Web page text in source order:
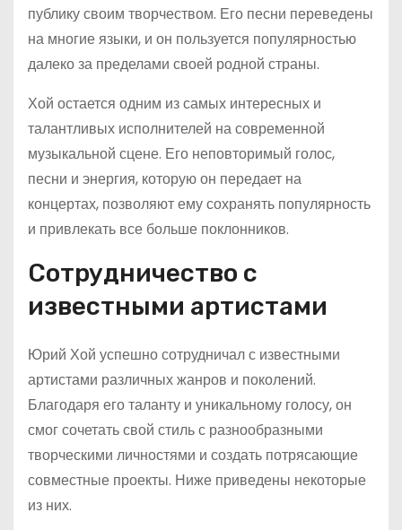
публику своим творчеством. Его песни переведены
на многие языки, и он пользуется популярностью
далеко за пределами своей родной страны.
Хой остается одним из самых интересных и
талантливых исполнителей на современной
музыкальной сцене. Его неповторимый голос,
песни и энергия, которую он передает на
концертах, позволяют ему сохранять популярность
и привлекать все больше поклонников.
Сотрудничество с
известными артистами
Юрий Хой успешно сотрудничал с известными
артистами различных жанров и поколений.
Благодаря его таланту и уникальному голосу, он
смог сочетать свой стиль с разнообразными
творческими личностями и создать потрясающие
совместные проекты. Ниже приведены некоторые
из них.